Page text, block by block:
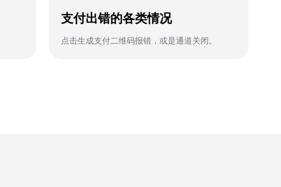
支付出错的各类情况
点击生成支付二维码报错，或是通道关闭。